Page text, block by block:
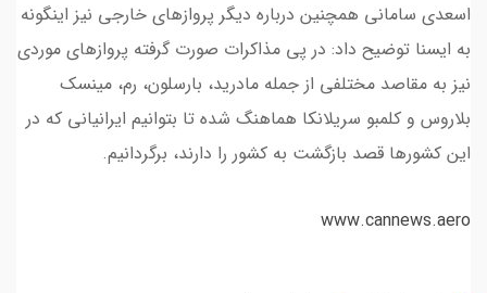
اسعدی سامانی همچنین درباره دیگر پروازهای خارجی نیز اینگونه
به ایسنا توضیح داد: در پی مذاکرات صورت گرفته پروازهای موردی
نیز به مقاصد مختلفی از جمله مادرید، بارسلون، رم، مینسک
بلاروس و کلمبو سریلانکا هماهنگ شده تا بتوانیم ایرانیانی که در
این کشورها قصد بازگشت به کشور را دارند، برگردانیم.
www.cannews.aero